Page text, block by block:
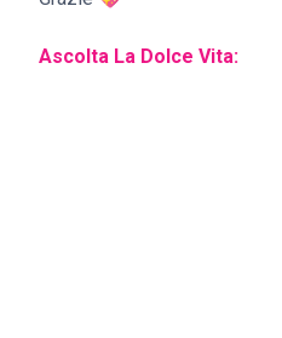
Ascolta La Dolce Vita: